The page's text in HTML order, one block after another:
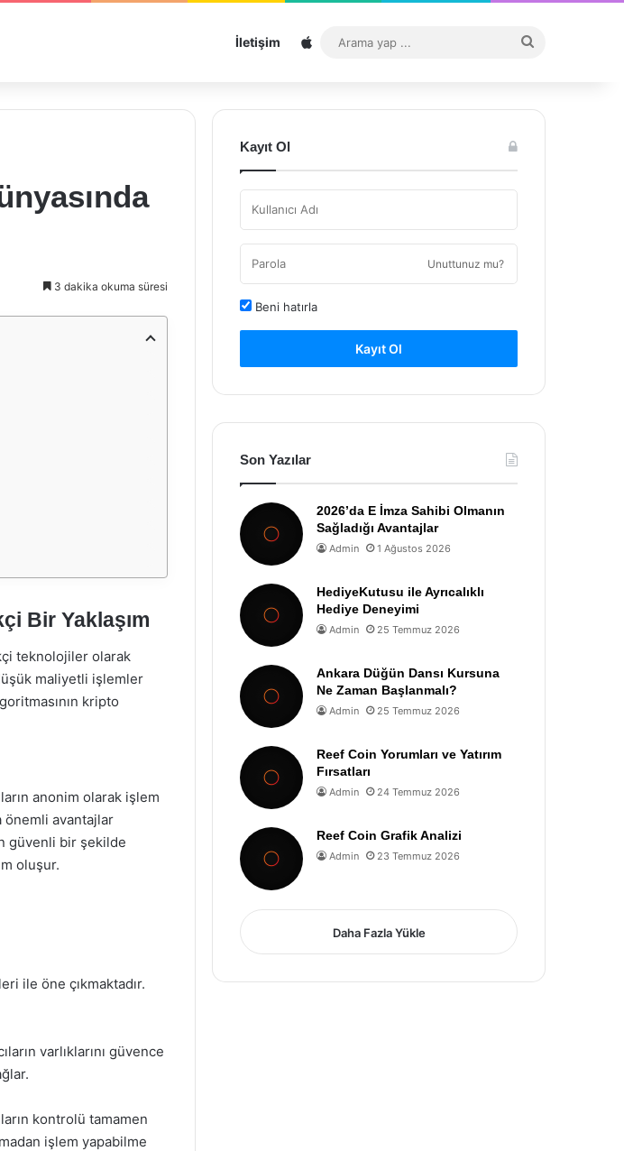
İletişim Sitemap
...
3 dakika okuma süresi
Bir Yaklaşım
teknolojiler olarak
maliyetli işlemler
kripto
anonim olarak işlem
önemli avantajlar
güvenli bir şekilde
oluşur.
ile öne çıkmaktadır.
varlıklarını güvence
kontrolü tamamen
işlem yapabilme
Kayıt Ol
Unuttunuz mu?
Beni hatırla
Kayıt Ol
Son Yazılar
2026’da E İmza Sahibi Olmanın
Sağladığı Avantajlar
Admin 1 Ağustos 2026
HediyeKutusu ile Ayrıcalıklı
Hediye Deneyimi
Admin 25 Temmuz 2026
Ankara Düğün Dansı Kursuna
Ne Zaman Başlanmalı?
Admin 25 Temmuz 2026
Reef Coin Yorumları ve Yatırım
Fırsatları
Admin 24 Temmuz 2026
Reef Coin Grafik Analizi
Admin 23 Temmuz 2026
Daha Fazla Yükle